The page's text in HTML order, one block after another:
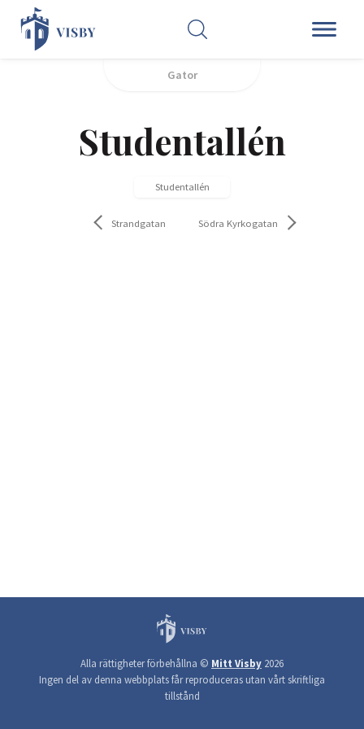
Gator
Studentallén
Strandgatan
Studentallén
Södra Kyrkogatan
Alla rättigheter förbehållna © Mitt Visby 2026
Ingen del av denna webbplats får reproduceras utan vårt skriftliga
tillstånd